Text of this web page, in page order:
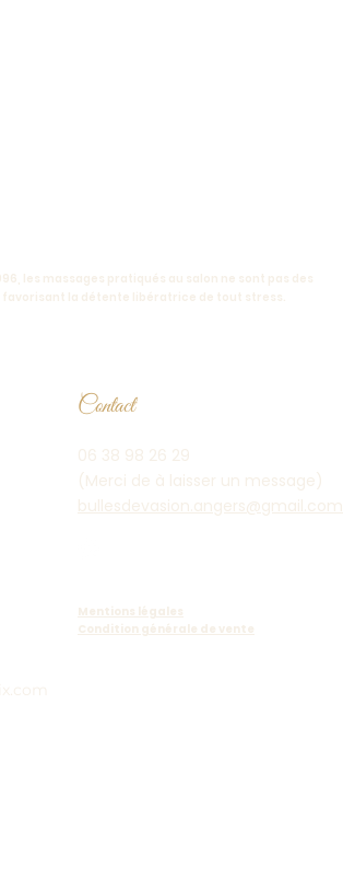
les massages pratiqués au salon ne sont pas des
la détente libératrice de tout stress.
Contact
06 38 98 26 29
(Merci de à laisser un message)
bullesdevasion.angers@gmail.com
Mentions légales
Condition générale de vente